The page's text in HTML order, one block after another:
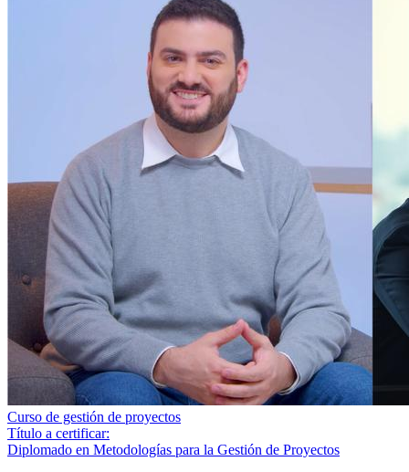
Curso de gestión de proyectos
Título a certificar:
Diplomado en Metodologías para la Gestión de Proyectos